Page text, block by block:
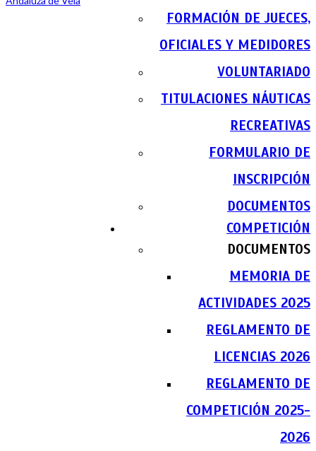
FORMACIÓN DE JUECES,
OFICIALES Y MEDIDORES
VOLUNTARIADO
TITULACIONES NÁUTICAS
RECREATIVAS
FORMULARIO DE
INSCRIPCIÓN
DOCUMENTOS
COMPETICIÓN
DOCUMENTOS
MEMORIA DE
ACTIVIDADES 2025
REGLAMENTO DE
LICENCIAS 2026
REGLAMENTO DE
COMPETICIÓN 2025-
2026